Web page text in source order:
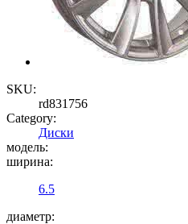
SKU:
rd831756
Category:
Диски
модель:
ширина:
6.5
диаметр: